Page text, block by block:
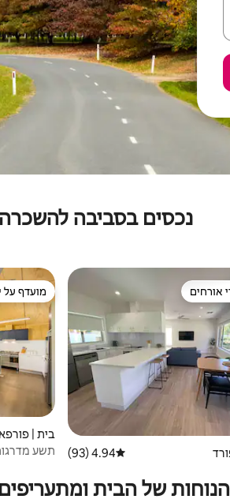
נכסים בסביבה
אורחים
אורחים
דירוג ממוצע של 4.94 מתוך 5, 93 ביקורות
4.94 (93)
מועדף על
מועדף על
בית |
תשע
של הבית